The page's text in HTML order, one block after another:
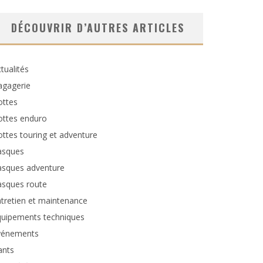
DÉCOUVRIR D’AUTRES ARTICLES
enduro
touring et adventure
adventure
route
et maintenance
techniques